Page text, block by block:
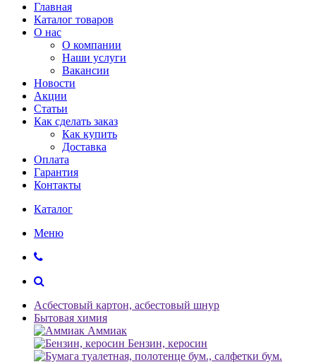
Главная
Каталог товаров
О нас
О компании
Наши услуги
Вакансии
Новости
Акции
Статьи
Как сделать заказ
Как купить
Доставка
Оплата
Гарантия
Контакты
Каталог
Меню
Асбестовый картон, асбестовый шнур
Бытовая химия
Аммиак
Бензин, керосин